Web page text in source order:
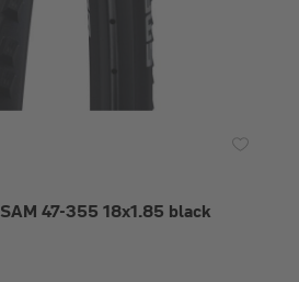
47-355 18x1.85 black